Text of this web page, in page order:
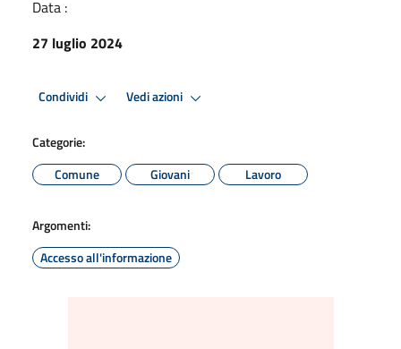
Data :
27 luglio 2024
Condividi Vedi azioni
Categorie:
Comune
Giovani Lavoro
Argomenti:
Accesso all'informazione